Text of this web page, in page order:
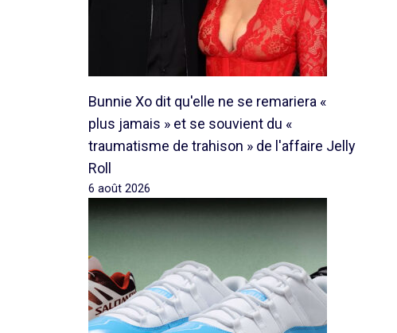
Bunnie Xo dit qu'elle ne se remariera «
plus jamais » et se souvient du «
traumatisme de trahison » de l'affaire Jelly
Roll
6 août 2026